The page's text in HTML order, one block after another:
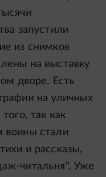
запустили
из снимков
на выставку
дворе. Есть
на уличных
так как
воины стали
и рассказы,
читальня". Уже